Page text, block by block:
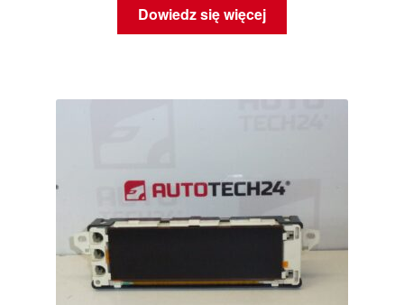
Dowiedz się więcej